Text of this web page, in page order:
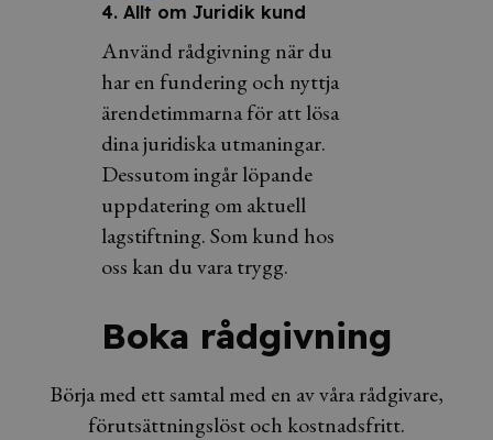
4. Allt om Juridik kund
Använd rådgivning när du
har en fundering och nyttja
ärendetimmarna för att lösa
dina juridiska utmaningar.
Dessutom ingår löpande
uppdatering om aktuell
lagstiftning. Som kund hos
oss kan du vara trygg.
Boka rådgivning
Börja med ett samtal med en av våra rådgivare,
förutsättningslöst och kostnadsfritt.